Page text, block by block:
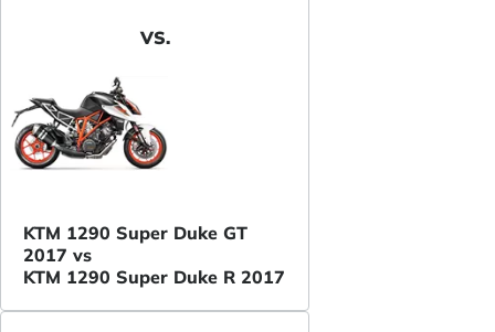
VS.
KTM 1290 Super Duke GT
2017 vs
KTM 1290 Super Duke R 2017